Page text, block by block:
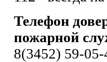
Телефон
пожарной
8(3452) 59-05-